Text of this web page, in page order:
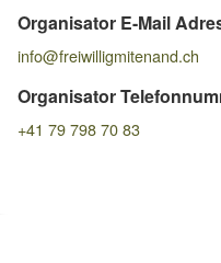
Organisator E-Mail
info@freiwilligmitenand.ch
Organisator
+41 79 798 70 83